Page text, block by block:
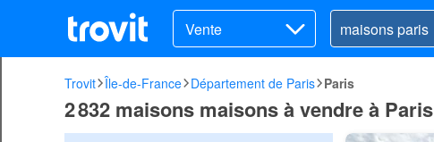
Vente
Trovit Île-de-France Département de Paris Paris
2 832 maisons maisons à vendre à Paris